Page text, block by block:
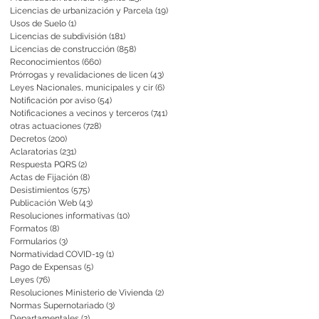
Licencias de urbanización y Parcela (19)
Usos de Suelo (1)
Licencias de subdivisión (181)
Licencias de construcción (858)
Reconocimientos (660)
Prórrogas y revalidaciones de licen (43)
Leyes Nacionales, municipales y cir (6)
Notificación por aviso (54)
Notificaciones a vecinos y terceros (741)
otras actuaciones (728)
Decretos (200)
Aclaratorias (231)
Respuesta PQRS (2)
Actas de Fijación (8)
Desistimientos (575)
Publicación Web (43)
Resoluciones informativas (10)
Formatos (8)
Formularios (3)
Normatividad COVID-19 (1)
Pago de Expensas (5)
Leyes (76)
Resoluciones Ministerio de Vivienda (2)
Normas Supernotariado (3)